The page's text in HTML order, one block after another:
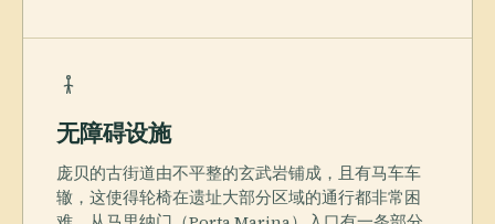
无障碍设施
庞贝的古街道由不平整的玄武岩铺成，且有马车车
辙，这使得轮椅在遗址大部分区域的通行都非常困